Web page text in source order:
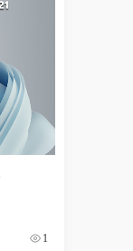
1